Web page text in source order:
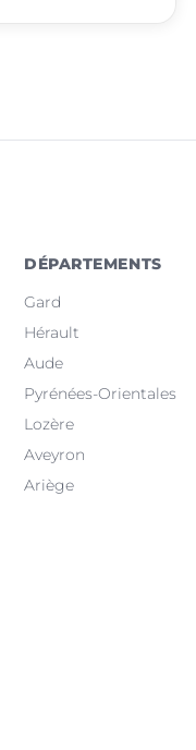
DÉPARTEMENTS
Gard
Hérault
Aude
Pyrénées-Orientales
Lozère
Aveyron
Ariège